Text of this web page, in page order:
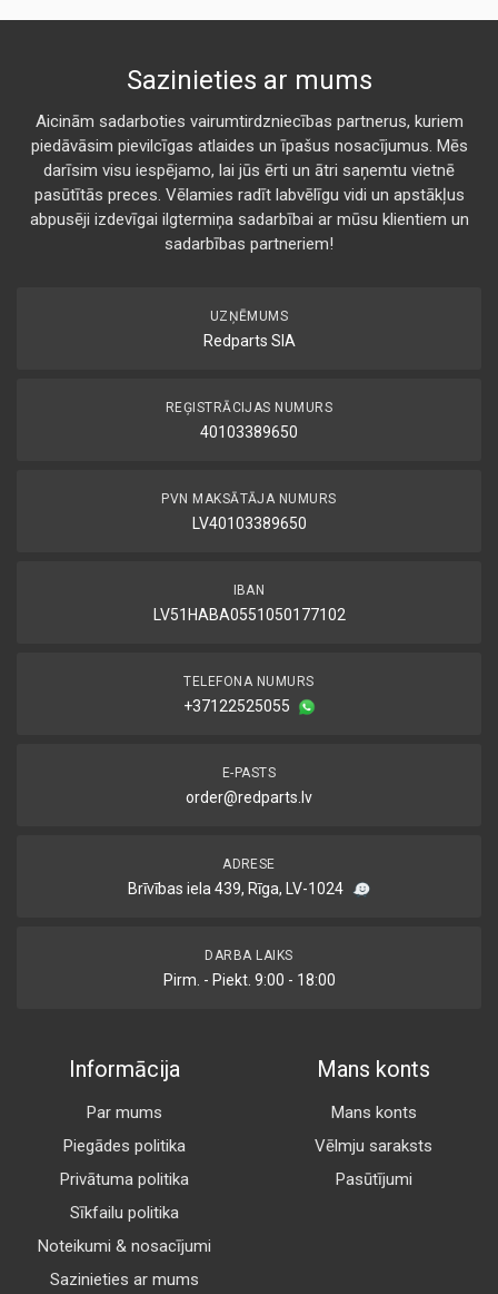
Sazinieties ar mums
Aicinām sadarboties vairumtirdzniecības partnerus, kuriem
piedāvāsim pievilcīgas atlaides un īpašus nosacījumus. Mēs
darīsim visu iespējamo, lai jūs ērti un ātri saņemtu vietnē
pasūtītās preces. Vēlamies radīt labvēlīgu vidi un apstākļus
abpusēji izdevīgai ilgtermiņa sadarbībai ar mūsu klientiem un
sadarbības partneriem!
UZŅĒMUMS
Redparts SIA
REĢISTRĀCIJAS NUMURS
40103389650
PVN MAKSĀTĀJA NUMURS
LV40103389650
IBAN
LV51HABA0551050177102
TELEFONA NUMURS
+37122525055
E-PASTS
order@redparts.lv
ADRESE
Brīvības iela 439, Rīga, LV-1024
DARBA LAIKS
Pirm. - Piekt. 9:00 - 18:00
Informācija
Par mums
Piegādes politika
Privātuma politika
Sīkfailu politika
Noteikumi & nosacījumi
Sazinieties ar mums
Mans konts
Mans konts
Vēlmju saraksts
Pasūtījumi